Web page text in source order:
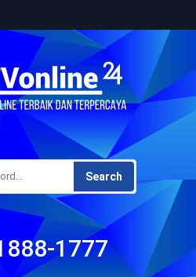
Search
1777